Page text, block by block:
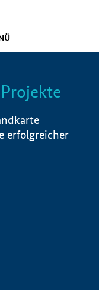
Info
erfolgreicher